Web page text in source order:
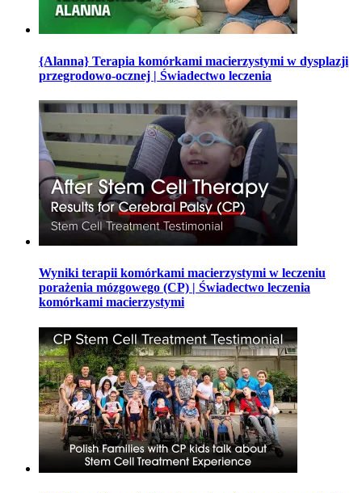
{Alanna} Terapia komórkami macierzystymi w dysplazji
przegrodowo-ocznej | Świadectwo leczenia
Wyniki terapii komórkami macierzystymi w leczeniu
porażenia mózgowego (CP) | Świadectwo leczenia
komórkami macierzystymi